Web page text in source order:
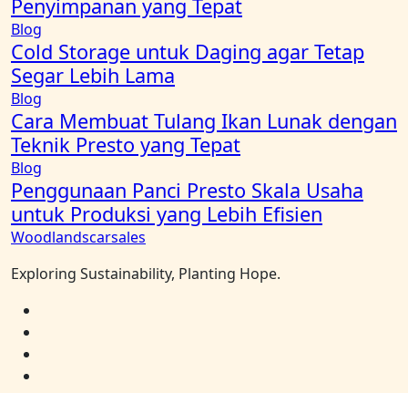
Penyimpanan yang Tepat
Blog
Cold Storage untuk Daging agar Tetap
Segar Lebih Lama
Blog
Cara Membuat Tulang Ikan Lunak dengan
Teknik Presto yang Tepat
Blog
Penggunaan Panci Presto Skala Usaha
untuk Produksi yang Lebih Efisien
Woodlandscarsales
Exploring Sustainability, Planting Hope.